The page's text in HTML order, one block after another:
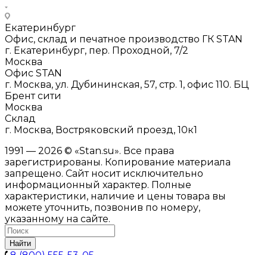
Екатеринбург
Офис, склад и печатное производство ГК STAN
г. Екатеринбург, пер. Проходной, 7/2
Москва
Офис STAN
г. Москва, ул. Дубининская, 57, стр. 1, офис 110. БЦ
Брент сити
Москва
Склад
г. Москва, Востряковский проезд, 10к1
1991 — 2026 © «Stan.su». Все права
зарегистрированы. Копирование материала
запрещено. Сайт носит исключительно
информационный характер. Полные
характеристики, наличие и цены товара вы
можете уточнить, позвонив по номеру,
указанному на сайте.
Найти